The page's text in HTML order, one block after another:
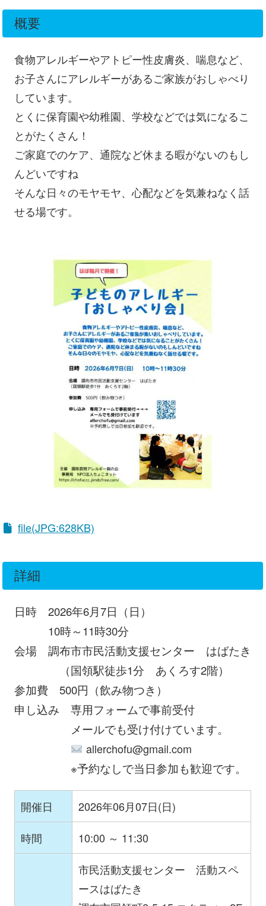
概要
食物アレルギーやアトピー性皮膚炎、喘息など、
お子さんにアレルギーがあるご家族がおしゃべり
しています。
とくに保育園や幼稚園、学校などでは気になるこ
とがたくさん！
ご家庭でのケア、通院など休まる暇がないのもし
んどいですね
そんな日々のモヤモヤ、心配などを気兼ねなく話
せる場です。
file(JPG:628KB)
詳細
日時 2026年6月7日（日）
10時～11時30分
会場 調布市市民活動支援センター はばたき
（国領駅徒歩1分 あくろす2階）
参加費 500円（飲み物つき）
申し込み 専用フォームで事前受付
メールでも受け付けています。
allerchofu@gmail.com
※予約なしで当日参加も歓迎です。
開催日 2026年06月07日(日)
時間 10:00 ～ 11:30
市民活動支援センター 活動スペ
ースはばたき